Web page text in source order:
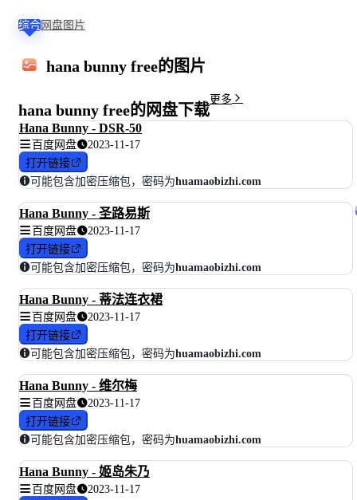
综合网盘图片
hana bunny free的图片
0
x
6
0
0
0
0
x
4
0
0
0
9
x
3
0
0
0
4
x
3
7
4
0
4
x
3
7
4
0
hana bunny free的网盘下载
更多
Hana Bunny - DSR-50
百度网盘 2023-11-17
打开链接
可能包含加密压缩包，密码为huamaobizhi.com
Hana Bunny - 圣路易斯
百度网盘 2023-11-17
打开链接
可能包含加密压缩包，密码为huamaobizhi.com
Hana Bunny - 蒂法连衣裙
百度网盘 2023-11-17
打开链接
可能包含加密压缩包，密码为huamaobizhi.com
Hana Bunny - 维尔梅
百度网盘 2023-11-17
打开链接
可能包含加密压缩包，密码为huamaobizhi.com
Hana Bunny - 姬岛朱乃
百度网盘 2023-11-17